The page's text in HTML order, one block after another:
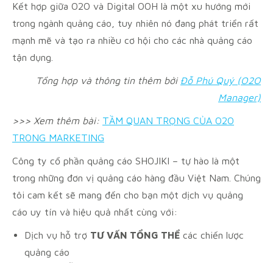
Kết hợp giữa O2O và Digital OOH là một xu hướng mới
trong ngành quảng cáo, tuy nhiên nó đang phát triển rất
mạnh mẽ và tạo ra nhiều cơ hội cho các nhà quảng cáo
tận dụng.
Tổng hợp và thông tin thêm bởi Đỗ Phú Quý (O2O
Manager)
>>> Xem thêm bài: TẦM QUAN TRỌNG CỦA O2O
TRONG MARKETING
Công ty cổ phần quảng cáo SHOJIKI – tự hào là một
trong những đơn vị quảng cáo hàng đầu Việt Nam. Chúng
tôi cam kết sẽ mang đến cho bạn một dịch vụ quảng
cáo uy tín và hiệu quả nhất cùng với:
Dịch vụ hỗ trợ TƯ VẤN TỔNG THỂ các chiến lược
quảng cáo